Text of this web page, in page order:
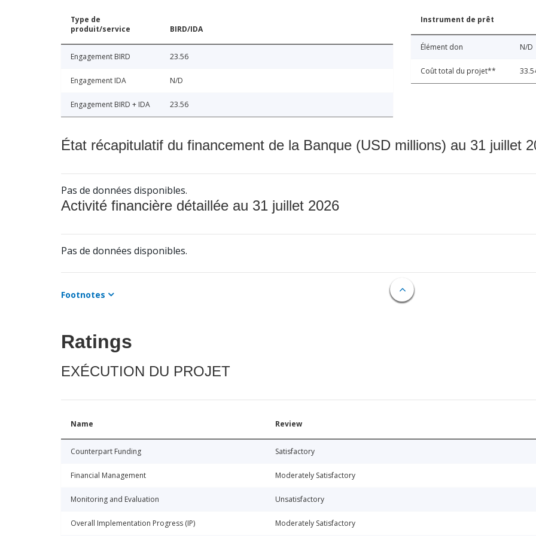
Type de
produit/service
BIRD/IDA
Engagement BIRD 23.56
Engagement IDA N/D
Engagement BIRD + IDA 23.56
Instrument de prêt
Élément don N/D
Coût total du projet**
État récapitulatif du financement de la Banque (USD millions) au 31 juillet
Pas de données disponibles.
Activité financière détaillée au 31 juillet 2026
Pas de données disponibles.
Footnotes
Ratings
EXÉCUTION DU PROJET
Name Review
Counterpart Funding Satisfactory
Financial Management Moderately Satisfactory
Monitoring and Evaluation Unsatisfactory
Overall Implementation Progress (IP) Moderately Satisfactory